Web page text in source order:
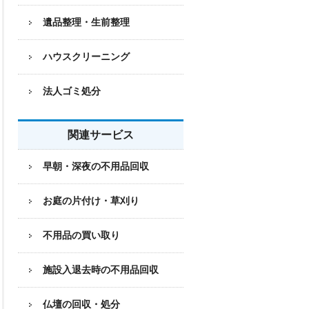
遺品整理・生前整理
ハウスクリーニング
法人ゴミ処分
関連サービス
早朝・深夜の不用品回収
お庭の片付け・草刈り
不用品の買い取り
施設入退去時の不用品回収
仏壇の回収・処分